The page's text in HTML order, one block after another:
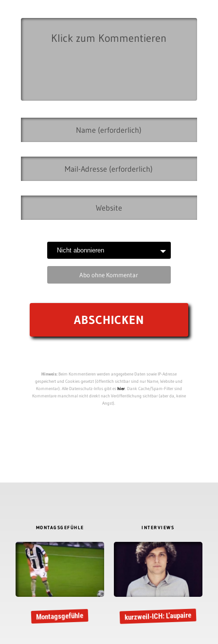
Abo ohne Kommentar
Hinweis:Beim Kommentieren werden angegebene Daten sowie IP-Adresse
gespeichert und Cookies gesetzt (öffentlich sichtbar sind nur Name, Website und
Kommentar). Alle Datenschutz-Infos gibt eshier. Dank Cache/Spam-Filter sind
Kommentare manchmal nicht direkt nach Veröffentlichung sichtbar (aber da, keine
Angst).
MONTAGSGEFÜHLE
Montagsgefühle
INTERVIEWS
kurzweil-ICH: L’aupaire